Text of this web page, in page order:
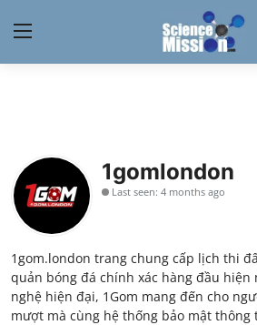
Contact
My Lab
News
Research
1gomlondon
Last seen: 4 months ago
1gom.london trang chung cấp lịch thi
quản bóng đá chính xác hàng đầu hiện
nghệ hiện đại, 1Gom mang đến cho
mượt mà cùng hệ thống bảo mật thông